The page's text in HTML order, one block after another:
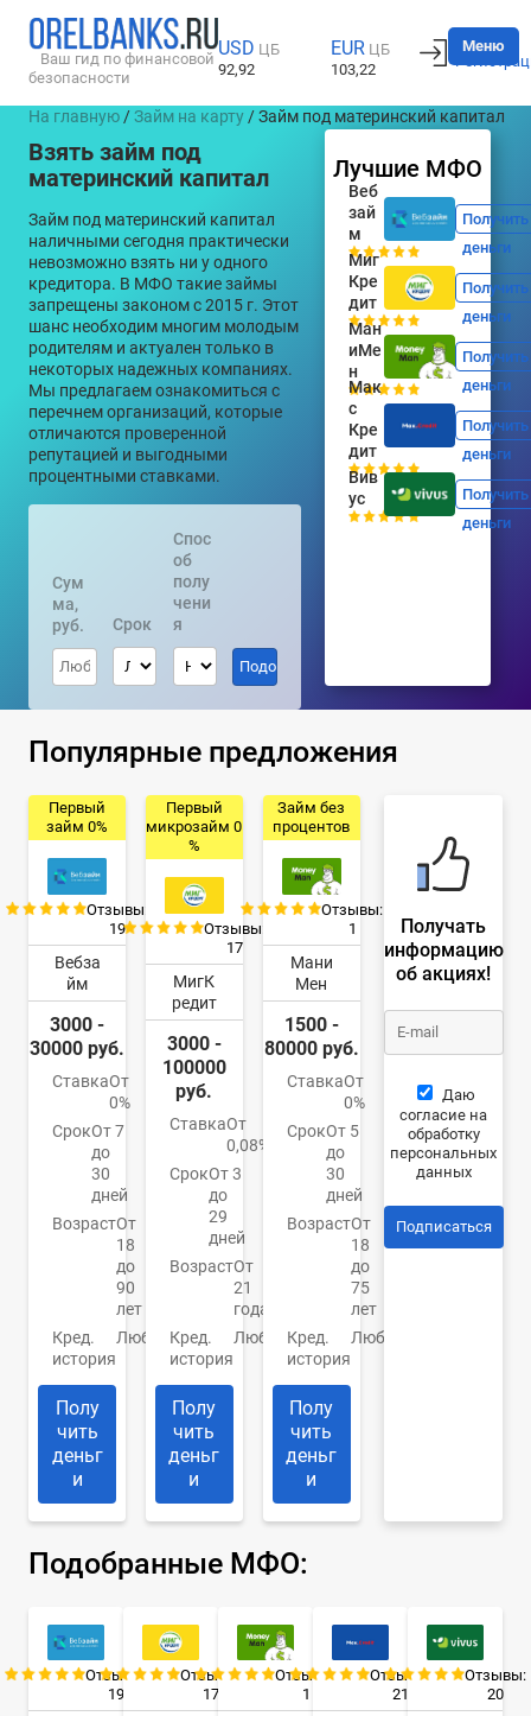
Ваш гид по финансовой
безопасности
USD ЦБ
92,92
EUR ЦБ
103,22
Вход
Меню
На главную /Займ на карту / Займ под материнский капитал
Взять займ под
материнский капитал
Займ под материнский капитал
наличными сегодня практически
невозможно взять ни у одного
кредитора. В МФО такие займы
запрещены законом с 2015 г. Этот
шанс необходим многим молодым
родителям и актуален только в
некоторых надежных компаниях.
Мы предлагаем ознакомиться с
перечнем организаций, которые
отличаются проверенной
репутацией и выгодными
процентными ставками.
Сум
ма,
руб.
Срок
Спос
об
полу
чени
я
Лучшие МФО
Веб
зай
м
Получить
деньги
Миг
Кре
дит
Получить
деньги
Ман
иМе
н
Получить
деньги
Мак
с
Кре
дит
Получить
деньги
Вив
ус
Получить
деньги
Популярные предложения
Первый
займ 0%
Отзывы:
19
Вебза
йм
3000 -
30000 руб.
СтавкаОт
0%
СрокОт 7
до
30
дней
ВозрастОт
18
до
90
лет
Кред.
история
Любая
Полу
чить
деньг
и
Первый
микрозайм 0
%
Отзывы:
17
МигК
редит
3000 -
100000
руб.
СтавкаОт
0,08%
СрокОт 3
до
29
дней
ВозрастОт
21
года
Кред.
история
Любая
Полу
чить
деньг
и
Займ без
процентов
Отзывы:
1
Мани
Мен
1500 -
80000 руб.
СтавкаОт
0%
СрокОт 5
до
30
дней
ВозрастОт
18
до
75
лет
Кред.
история
Любая
Полу
чить
деньг
и
Получать
информацию
об акциях!
Даю
согласие на
обработку
персональных
данных
Подписаться
Подобранные МФО:
Отзывы:
19
Отзывы:
17
Отзывы:
1
Отзывы:
21
Отзывы:
20